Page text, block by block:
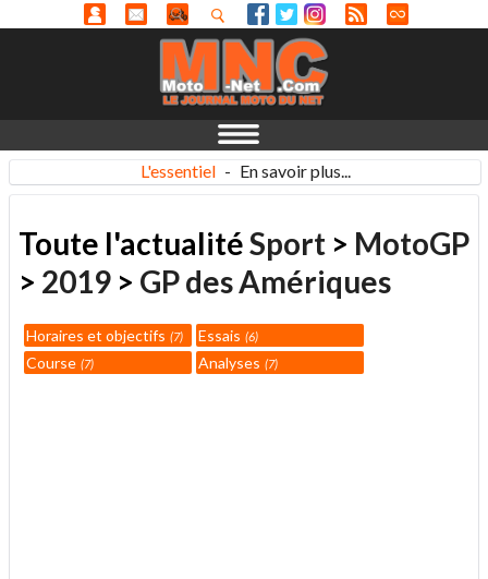
L'essentiel - En savoir plus...
Toute l'actualitéSport > MotoGP
> 2019 > GP des Amériques
Horaires et objectifs 7 Essais 6
Course 7 Analyses 7